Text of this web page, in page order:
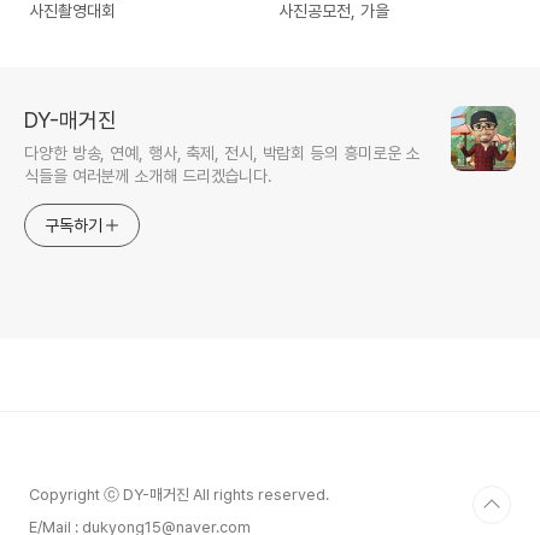
사진촬영대회
사진공모전, 가을
DY-매거진
다양한 방송, 연예, 행사, 축제, 전시, 박람회 등의 흥미로운 소
식들을 여러분께 소개해 드리겠습니다.
구독하기
Copyright ⓒ DY-매거진 All rights reserved.
E/Mail : dukyong15@naver.com